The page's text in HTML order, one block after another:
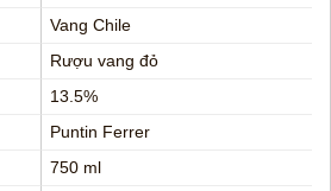
Vang Chile
Rượu vang đỏ
13.5%
Puntin Ferrer
750 ml